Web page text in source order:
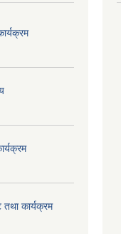
कार्यक्रम